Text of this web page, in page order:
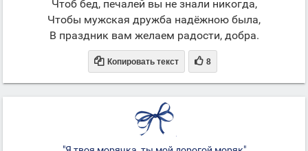
Чтоб бед, печалей вы не знали никогда,
Чтобы мужская дружба надёжною была,
В праздник вам желаем радости, добра.
 Копировать текст  8